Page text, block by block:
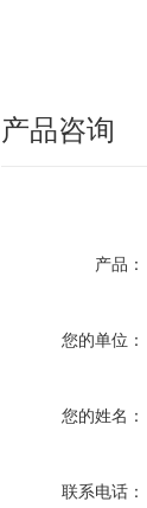
产品咨询
产品：
您的单位：
您的姓名：
联系电话：